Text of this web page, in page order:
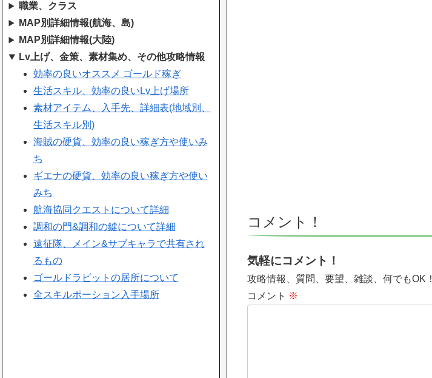
コメント！
気軽にコメント！
攻略情報、質問、要望、雑談、何でもOK！
コメント ※
職業、クラス
MAP別詳細情報(航海、島)
MAP別詳細情報(大陸)
Lv上げ、金策、素材集め、その他攻略情報
効率の良いオススメ ゴールド稼ぎ
生活スキル、効率の良いLv上げ場所
素材アイテム、入手先、詳細表(地域別、
生活スキル別)
海賊の硬貨、効率の良い稼ぎ方や使いみ
ち
ギエナの硬貨、効率の良い稼ぎ方や使い
みち
航海協同クエストについて詳細
調和の門&調和の鍵について詳細
遠征隊、メイン&サブキャラで共有され
るもの
ゴールドラビットの居所について
全スキルポーション入手場所